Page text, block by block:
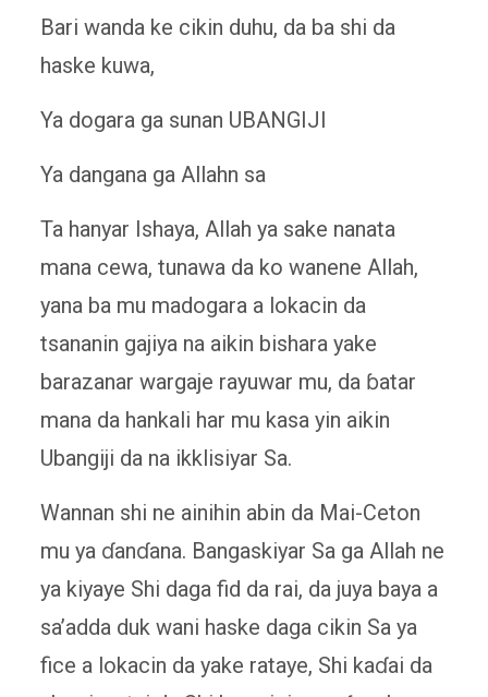
Bari wanda ke cikin duhu, da ba shi da
haske kuwa,
Ya dogara ga sunan UBANGIJI
Ya dangana ga Allahn sa
Ta hanyar Ishaya, Allah ya sake nanata
mana cewa, tunawa da ko wanene Allah,
yana ba mu madogara a lokacin da
tsananin gajiya na aikin bishara yake
barazanar wargaje rayuwar mu, da ɓatar
mana da hankali har mu kasa yin aikin
Ubangiji da na ikklisiyar Sa.
Wannan shi ne ainihin abin da Mai-Ceton
mu ya ɗanɗana. Bangaskiyar Sa ga Allah ne
ya kiyaye Shi daga fid da rai, da juya baya a
sa’adda duk wani haske daga cikin Sa ya
fice a lokacin da yake rataye, Shi kaɗai da